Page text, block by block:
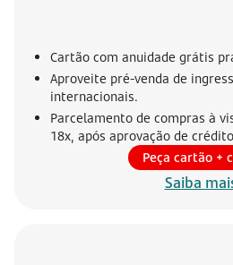
Cartão com anuidade grátis
Aproveite pré-venda de
internacionais.
Parcelamento de compras à
18x, após aprovação de
Peça cartão +
Saiba